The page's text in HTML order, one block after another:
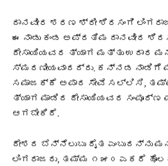
ದಾನವೀರ ಶರಣ ಶ್ರೀ ಶಿರಸಂಗಿ
ಈ ನಾಡು ಕಂಡ ಅಪ್ರತಿಮ ದಾನವೀರ
ದೇಸಾಯಿಯವರ ತ್ಯಾಗ ಮತ್ತು ಉದಾರ
ಸ್ಮರಣೀಯವಾದದ್ದು. ಕನ್ನಡ ನಾಡಿಗೆ
ಸಮಾಜಕ್ಕೆ ಅಪಾರ ಸೇವೆ ಸಲ್ಲಿಸಿ,
ತ್ಯಾಗ ಮಾಡಿದ ದೇಸಾಯಿಯವರ
ಆಗಬೇಕಿದೆ.
ದೇಶದ ಬೆನ್ನೆಲುಬು ರೈತ ಎಂಬುದನ್ನು
ಲಿಂಗರಾಜರು, ತಮ್ಮ ೧೫೦ ಎಕರೆ